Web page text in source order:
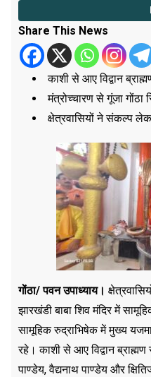
Share This News
काशी से आए विद्वान
मंत्रोच्चारण से गूंजा गोंठा
क्षेत्रवासियों ने संकल्प
गोंठा/ पवन उपाध्याय।
झारखंडी बाबा शिव मंदिर में
सामूहिक रुद्राभिषेक में मुख्य
रहे। काशी से आए विद्वान
पाण्डेय, वैद्यनाथ पाण्डेय और